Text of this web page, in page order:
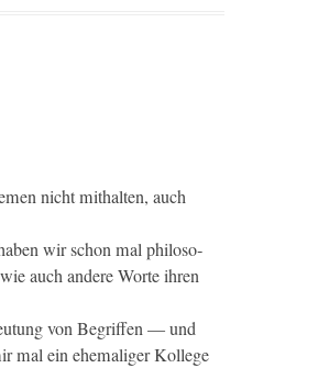
nicht mithal­ten, auch
wir schon mal philoso­
auch andere Worte ihren
von Begrif­f­en — und
mal ein ehe­ma­liger Kol­lege